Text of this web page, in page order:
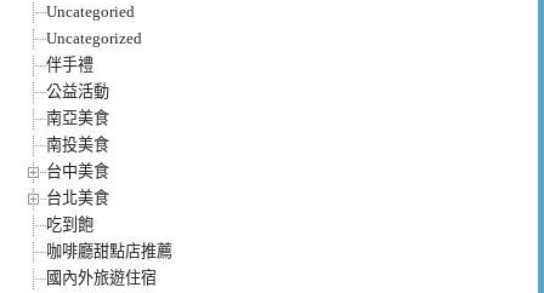
Uncategoried
Uncategorized
伴手禮
公益活動
南亞美食
南投美食
台中美食
台北美食
吃到飽
咖啡廳甜點店推薦
國內外旅遊住宿